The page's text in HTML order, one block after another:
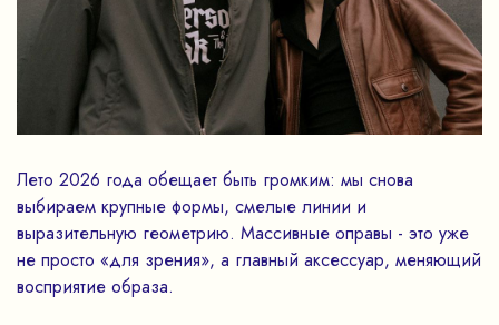
Лето 2026 года обещает быть громким: мы снова
выбираем крупные формы, смелые линии и
выразительную геометрию. Массивные оправы - это уже
не просто «для зрения», а главный аксессуар, меняющий
восприятие образа.